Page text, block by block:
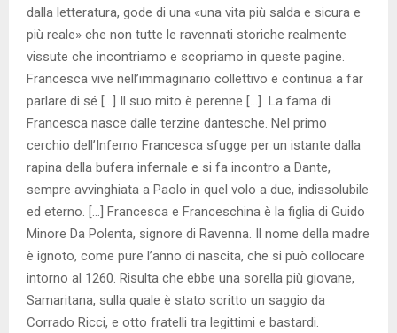
dalla letteratura, gode di una «una vita più salda e sicura e
più reale» che non tutte le ravennati storiche realmente
vissute che incontriamo e scopriamo in queste pagine.
Francesca vive nell’immaginario collettivo e continua a far
parlare di sé […] Il suo mito è perenne […] La fama di
Francesca nasce dalle terzine dantesche. Nel primo
cerchio dell’Inferno Francesca sfugge per un istante dalla
rapina della bufera infernale e si fa incontro a Dante,
sempre avvinghiata a Paolo in quel volo a due, indissolubile
ed eterno. […] Francesca e Franceschina è la figlia di Guido
Minore Da Polenta, signore di Ravenna. Il nome della madre
è ignoto, come pure l’anno di nascita, che si può collocare
intorno al 1260. Risulta che ebbe una sorella più giovane,
Samaritana, sulla quale è stato scritto un saggio da
Corrado Ricci, e otto fratelli tra legittimi e bastardi.